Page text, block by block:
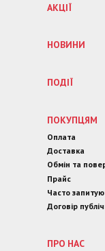
АКЦІЇ
НОВИНИ
ПОДІЇ
ПОКУПЦЯМ
Оплата
Доставка
Обмін та
Прайс
Часто
Договір
ПРО НАС